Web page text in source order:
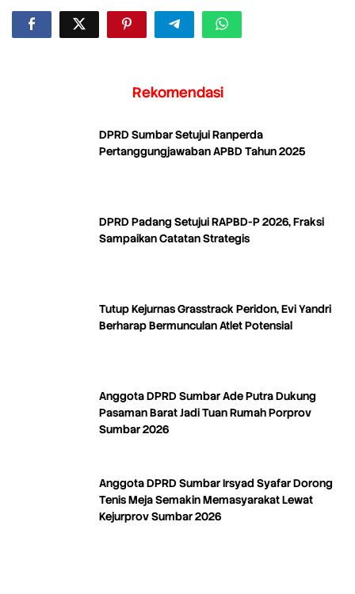
Rekomendasi
DPRD Sumbar Setujui Ranperda
Pertanggungjawaban APBD Tahun 2025
DPRD Padang Setujui RAPBD-P 2026, Fraksi
Sampaikan Catatan Strategis
Tutup Kejurnas Grasstrack Peridon, Evi Yandri
Berharap Bermunculan Atlet Potensial
Anggota DPRD Sumbar Ade Putra Dukung
Pasaman Barat Jadi Tuan Rumah Porprov
Sumbar 2026
Anggota DPRD Sumbar Irsyad Syafar Dorong
Tenis Meja Semakin Memasyarakat Lewat
Kejurprov Sumbar 2026